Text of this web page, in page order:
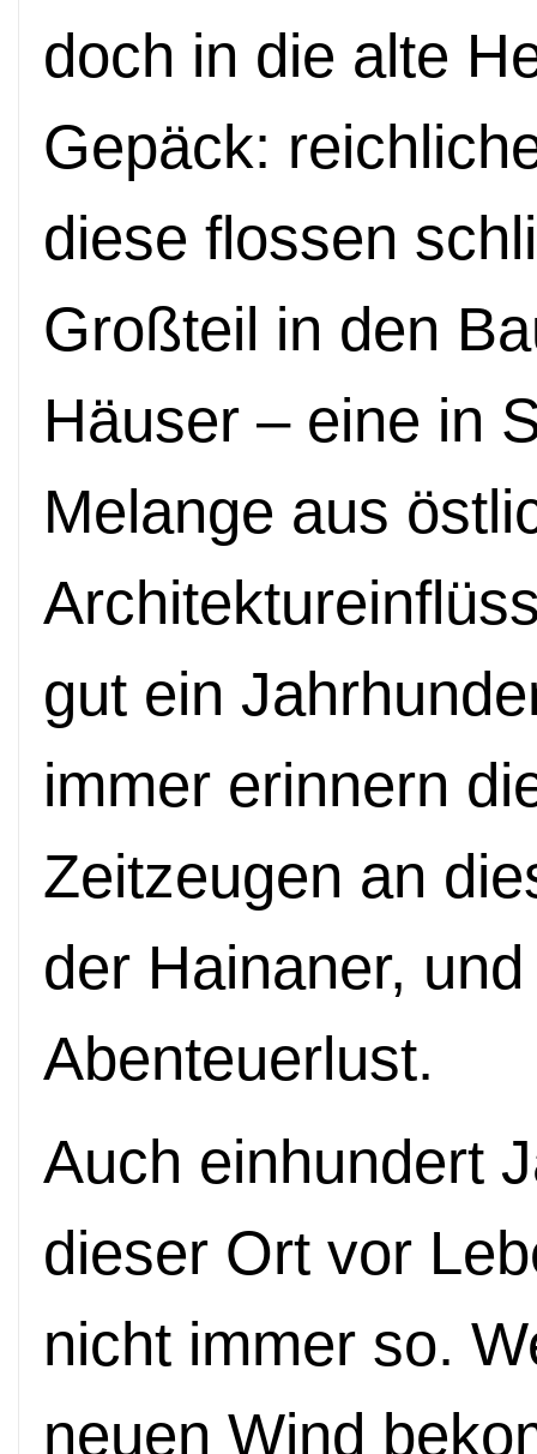
doch in die alte
Gepäck:
diese flossen
Großteil in den
Häuser – eine in
Melange aus
gut ein
immer erinnern
Zeitzeugen an
der Hainaner,
Abenteuerlust.
Auch einhundert
dieser Ort vor
nicht immer so.
neuen Wind